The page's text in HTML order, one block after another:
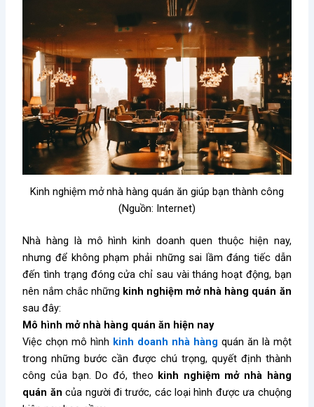
Kinh nghiệm mở nhà hàng quán ăn giúp bạn thành công
(Nguồn: Internet)
Nhà hàng là mô hình kinh doanh quen thuộc hiện nay,
nhưng để không phạm phải những sai lầm đáng tiếc dẫn
đến tình trạng đóng cửa chỉ sau vài tháng hoạt động, bạn
nên nắm chắc những kinh nghiệm mở nhà hàng quán ăn
sau đây:
Mô hình mở nhà hàng quán ăn hiện nay
Việc chọn mô hình kinh doanh nhà hàng quán ăn là một
trong những bước cần được chú trọng, quyết định thành
công của bạn. Do đó, theo kinh nghiệm mở nhà hàng
quán ăn của người đi trước, các loại hình được ưa chuộng